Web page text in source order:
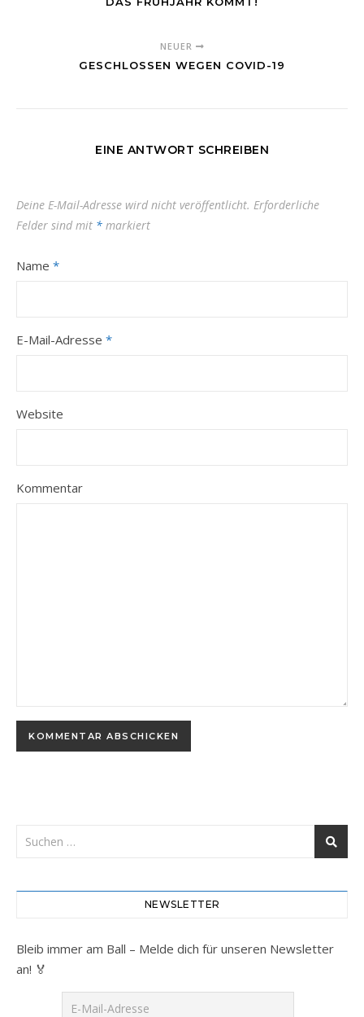
NEUER
GESCHLOSSEN WEGEN COVID-19
EINE ANTWORT SCHREIBEN
Deine E-Mail-Adresse wird nicht veröffentlicht. Erforderliche
Felder sind mit * markiert
Name *
E-Mail-Adresse *
Website
Kommentar
NEWSLETTER
Bleib immer am Ball – Melde dich für unseren Newsletter
an! 🏅